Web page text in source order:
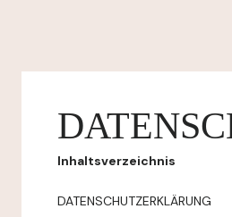
Inhaltsverzeichnis
DATENSCHUTZERKLÄRUNG